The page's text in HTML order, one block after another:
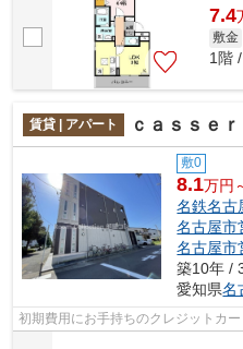
7.4
敷金
1階
賃貸 | アパート ｃａｓｓｅｒ
敷0
8.1万円
名鉄名古
名古屋市
名古屋市
築10年 /
愛知県名
初期費用にお手持ちのクレジットカ